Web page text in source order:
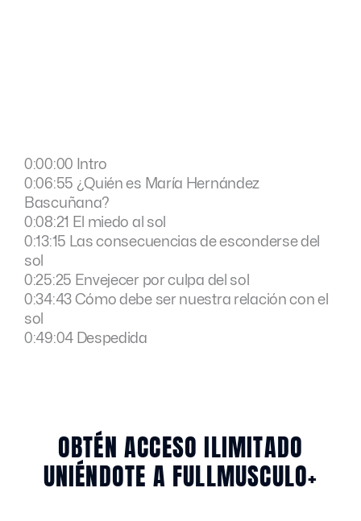
0:00:00 Intro
0:06:55 ¿Quién es María Hernández
Bascuñana?
0:08:21 El miedo al sol
0:13:15 Las consecuencias de esconderse del
sol
0:25:25 Envejecer por culpa del sol
0:34:43 Cómo debe ser nuestra relación con el
sol
0:49:04 Despedida
OBTÉN ACCESO ILIMITADO
UNIÉNDOTE A FULLMUSCULO+